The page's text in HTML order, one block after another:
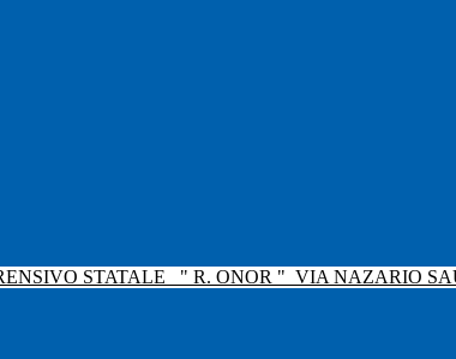
STATALE " R. ONOR " VIA NAZARIO